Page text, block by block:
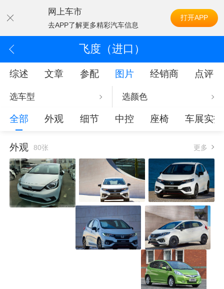
网上车市
去APP了解更多精彩汽车信息
打开APP
飞度（进口）
综述 文章 参配 图片 经销商 点评
选车型 选颜色
全部 外观 细节 中控 座椅 车展实拍
外观 80张 更多